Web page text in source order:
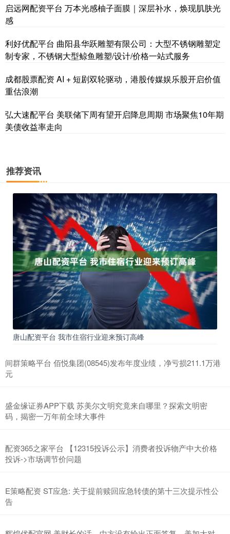
启远网配资平台 万本光感柚子面膜｜深层补水，焕现肌肤光
感
利好优配平台 曲阳县华跃雕塑有限公司：大型不锈钢雕塑定
制专家，不锈钢大型鲸鱼雕塑/设计/价格一站式服务
成都股票配资 AI + 短剧双轮驱动，港股传媒娱乐股开启价值
重估浪潮
弘大速配平台 美联储下周有望开启降息周期 市场聚焦10年期
美债收益率走向
推荐资讯
唐山配资平台 我市住宿行业迎来预订高峰
间群策略平台 佰悦集团(08545)发布年度业绩，净亏损211.1万港
元
盛金缘证券APP下载 苏美尔文明究竟来自哪里？探索文明密
码，揭密一万年前全球大事件
配资365之家平台 【12315投诉公示】消费者投诉物产中大价格
投诉->市场调节价问题
E策略配资 ST应急: 关于提前赎回应急转债的第十三次提示性公
告